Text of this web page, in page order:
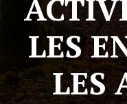
LES
LES